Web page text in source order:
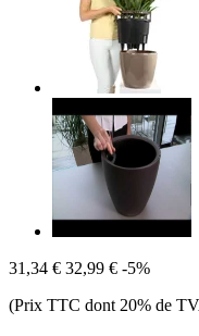
31,34 € 32,99 € -5%
(Prix TTC dont 20% de